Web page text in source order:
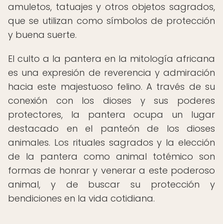
amuletos, tatuajes y otros objetos sagrados,
que se utilizan como símbolos de protección
y buena suerte.
El culto a la pantera en la mitología africana
es una expresión de reverencia y admiración
hacia este majestuoso felino. A través de su
conexión con los dioses y sus poderes
protectores, la pantera ocupa un lugar
destacado en el panteón de los dioses
animales. Los rituales sagrados y la elección
de la pantera como animal totémico son
formas de honrar y venerar a este poderoso
animal, y de buscar su protección y
bendiciones en la vida cotidiana.